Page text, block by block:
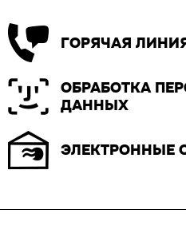
ГОРЯЧАЯ
ОБРАБОТКА
ДАННЫХ
ЭЛЕКТРОННЫЕ